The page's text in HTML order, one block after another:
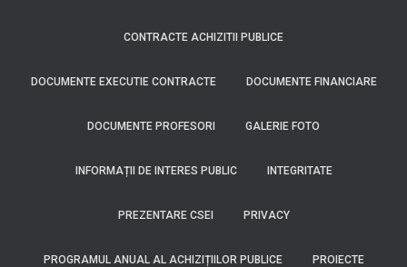
CONTRACTE ACHIZITII PUBLICE
DOCUMENTE EXECUTIE CONTRACTE DOCUMENTE FINANCIARE
DOCUMENTE PROFESORI GALERIE FOTO
INFORMAȚII DE INTERES PUBLIC INTEGRITATE
PREZENTARE CSEI PRIVACY
PROGRAMUL ANUAL AL ACHIZIȚIILOR PUBLICE PROIECTE